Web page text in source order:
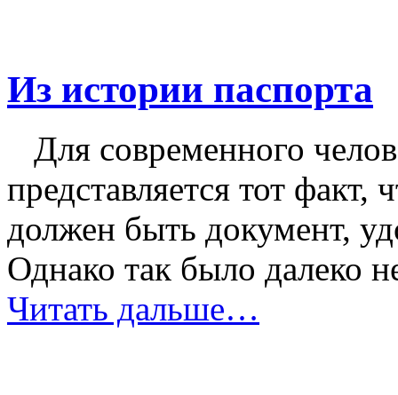
Из истории паспорта
Для современного
представляется тот
должен быть документ,
Однако так было далеко
Читать дальше…